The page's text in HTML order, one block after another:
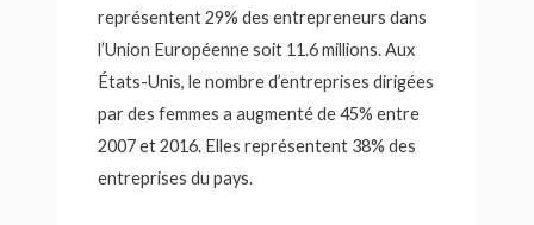
représentent 29% des entrepreneurs dans
l’Union Européenne soit 11.6 millions. Aux
États-Unis, le nombre d’entreprises dirigées
par des femmes a augmenté de 45% entre
2007 et 2016. Elles représentent 38% des
entreprises du pays.